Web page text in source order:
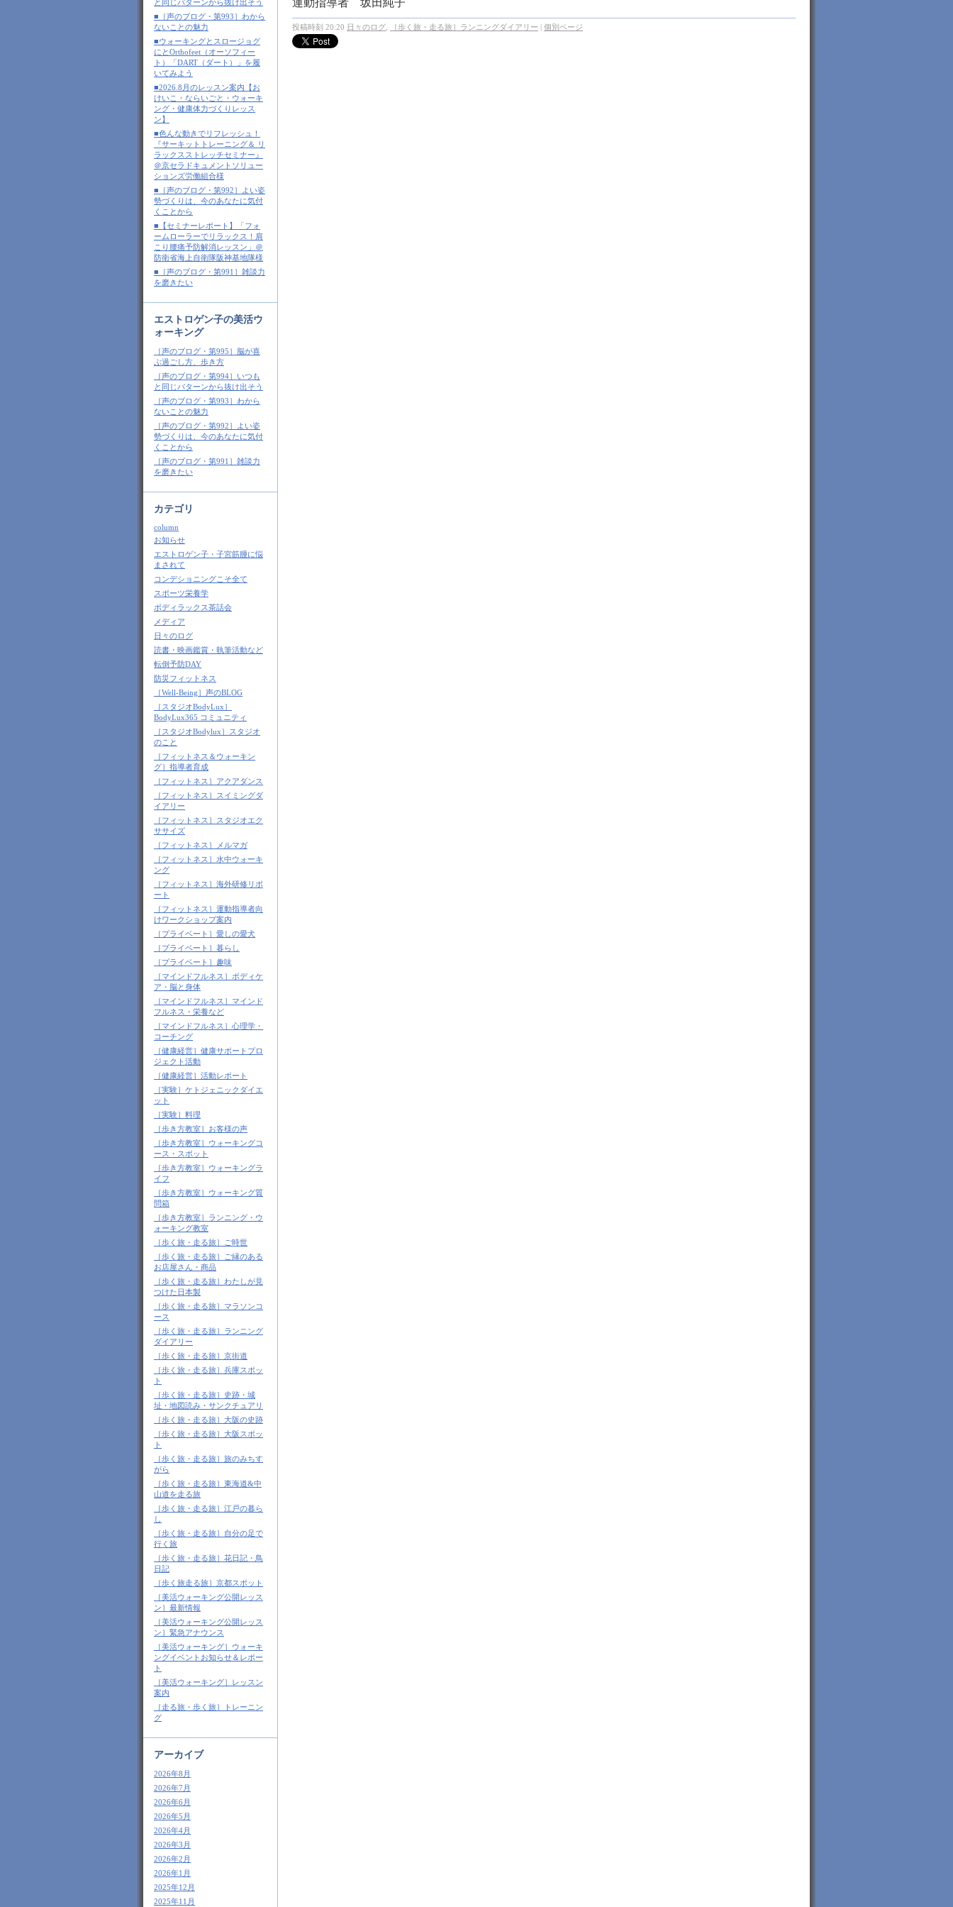
と同じパターンから抜け出そう
■［声のブログ・第993］わから
ないことの魅力
■ウォーキングとスロージョグ
にとOrthofeet（オーソフィー
ト）「DART（ダート）」を履
いてみよう
■2026.8月のレッスン案内【お
けいこ・ならいごと・ウォーキ
ング・健康体力づくりレッス
ン】
■色んな動きでリフレッシュ！
『サーキットトレーニング＆ リ
ラックスストレッチセミナー』
＠京セラドキュメントソリュー
ションズ労働組合様
■［声のブログ・第992］よい姿
勢づくりは、今のあなたに気付
くことから
■【セミナーレポート】「フォ
ームローラーでリラックス！肩
こり腰痛予防解消レッスン」＠
防衛省海上自衛隊阪神基地隊様
■［声のブログ・第991］雑談力
を磨きたい
エストロゲン子の美活ウ
ォーキング
［声のブログ・第995］脳が喜
ぶ過ごし方、歩き方
［声のブログ・第994］いつも
と同じパターンから抜け出そう
［声のブログ・第993］わから
ないことの魅力
［声のブログ・第992］よい姿
勢づくりは、今のあなたに気付
くことから
［声のブログ・第991］雑談力
を磨きたい
カテゴリ
column
お知らせ
エストロゲン子・子宮筋腫に悩
まされて
コンデショニングこそ全て
スポーツ栄養学
ボディラックス茶話会
メディア
日々のログ
読書・映画鑑賞・執筆活動など
転倒予防DAY
防災フィットネス
［Well-Being］声のBLOG
［スタジオBodyLux］
BodyLux365 コミュニティ
［スタジオBodylux］スタジオ
のこと
［フィットネス＆ウォーキン
グ］指導者育成
［フィットネス］アクアダンス
［フィットネス］スイミングダ
イアリー
［フィットネス］スタジオエク
ササイズ
［フィットネス］メルマガ
［フィットネス］水中ウォーキ
ング
［フィットネス］海外研修リポ
ート
［フィットネス］運動指導者向
けワークショップ案内
［プライベート］愛しの愛犬
［プライベート］暮らし
［プライベート］趣味
［マインドフルネス］ボディケ
ア・脳と身体
［マインドフルネス］マインド
フルネス・栄養など
［マインドフルネス］心理学・
コーチング
［健康経営］健康サポートプロ
ジェクト活動
［健康経営］活動レポート
［実験］ケトジェニックダイエ
ット
［実験］料理
［歩き方教室］お客様の声
［歩き方教室］ウォーキングコ
ース・スポット
［歩き方教室］ウォーキングラ
イフ
［歩き方教室］ウォーキング質
問箱
［歩き方教室］ランニング・ウ
ォーキング教室
［歩く旅・走る旅］ご時世
［歩く旅・走る旅］ご縁のある
お店屋さん・商品
［歩く旅・走る旅］わたしが見
つけた日本製
［歩く旅・走る旅］マラソンコ
ース
［歩く旅・走る旅］ランニング
ダイアリー
［歩く旅・走る旅］京街道
［歩く旅・走る旅］兵庫スポッ
ト
［歩く旅・走る旅］史跡・城
址・地図読み・サンクチュアリ
［歩く旅・走る旅］大阪の史跡
［歩く旅・走る旅］大阪スポッ
ト
［歩く旅・走る旅］旅のみちす
がら
［歩く旅・走る旅］東海道&中
山道を走る旅
［歩く旅・走る旅］江戸の暮ら
し
［歩く旅・走る旅］自分の足で
行く旅
［歩く旅・走る旅］花日記・鳥
日記
［歩く旅走る旅］京都スポット
［美活ウォーキング公開レッス
ン］最新情報
［美活ウォーキング公開レッス
ン］緊急アナウンス
［美活ウォーキング］ウォーキ
ングイベントお知らせ＆レポー
ト
［美活ウォーキング］レッスン
案内
［走る旅・歩く旅］トレーニン
グ
アーカイブ
2026年8月
2026年7月
2026年6月
2026年5月
2026年4月
2026年3月
2026年2月
2026年1月
2025年12月
2025年11月
運動指導者 坂田純子
投稿時刻 20:20 日々のログ ［歩く旅・走る旅］ランニングダイアリー | 個別ページ